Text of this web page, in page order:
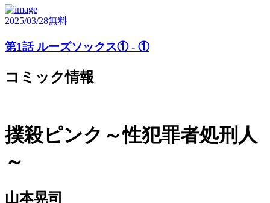
2025/03/28無料
第1話 ルーズソックス① - ①
コミック情報
撲殺ピンク～性犯罪者処刑人
～
山本晃司